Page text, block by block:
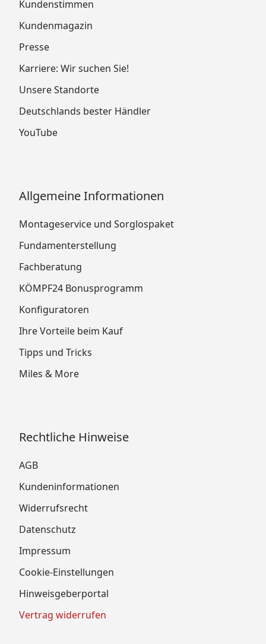
Kundenstimmen
Kundenmagazin
Presse
Karriere: Wir suchen Sie!
Unsere Standorte
Deutschlands bester Händler
YouTube
Allgemeine Informationen
Montageservice und Sorglospaket
Fundamenterstellung
Fachberatung
KÖMPF24 Bonusprogramm
Konfiguratoren
Ihre Vorteile beim Kauf
Tipps und Tricks
Miles & More
Rechtliche Hinweise
AGB
Kundeninformationen
Widerrufsrecht
Datenschutz
Impressum
Cookie-Einstellungen
Hinweisgeberportal
Vertrag widerrufen